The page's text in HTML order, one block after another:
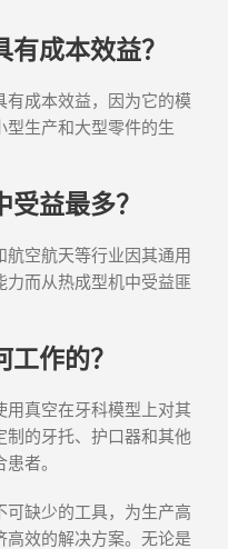
成本效益？
有成本效益，因为它的模
型生产和大型零件的生
益最多？
空航天等行业因其通用
而从热成型机中受益匪
作的？
用真空在牙科模型上对其
的牙托、护口器和其他
者。
可缺少的工具，为生产高
高效的解决方案。无论是